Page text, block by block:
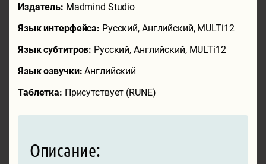
Издатель: Madmind Studio
Язык интерфейса: Русский, Английский, MULTi12
Язык субтитров: Русский, Английский, MULTi12
Язык озвучки:Английский
Таблетка: Присутствует (RUNE)
Описание: